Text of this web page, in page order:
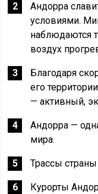
Андорра
условиями.
наблюдаются
воздух
Благодаря
его
— активный,
Андорра —
мира.
Трассы
Курорты